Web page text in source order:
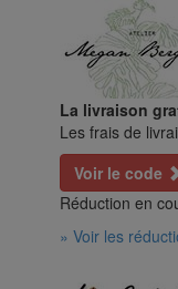
La livraison
Les frais de
Voir le code
Réduction en
» Voir les